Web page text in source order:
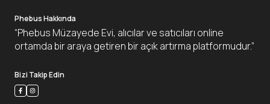
Phebus Hakkında
“Phebus Müzayede Evi, alıcılar ve satıcıları online
ortamda bir araya getiren bir açık artırma platformudur.”
Bizi Takip Edin